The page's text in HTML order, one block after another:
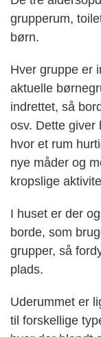
grupperum,
børn.
Hver gruppe er
aktuelle
indrettet, så
osv. Dette giver
hvor et rum
nye måder og
kropslige
I huset er der
borde, som
grupper, så
plads.
Uderummet er
til forskellige